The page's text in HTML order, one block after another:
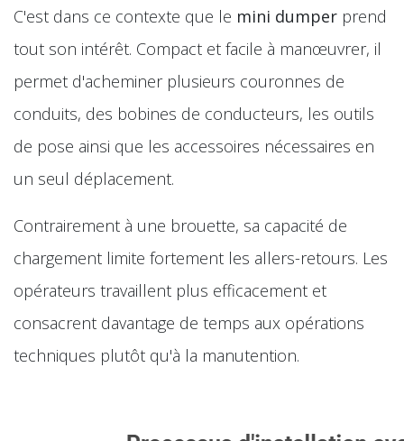
C'est dans ce contexte que le mini dumper prend
tout son intérêt. Compact et facile à manœuvrer, il
permet d'acheminer plusieurs couronnes de
conduits, des bobines de conducteurs, les outils
de pose ainsi que les accessoires nécessaires en
un seul déplacement.
Contrairement à une brouette, sa capacité de
chargement limite fortement les allers-retours. Les
opérateurs travaillent plus efficacement et
consacrent davantage de temps aux opérations
techniques plutôt qu'à la manutention.